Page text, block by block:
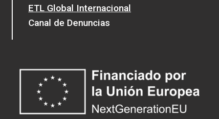
ETL Global Internacional
Canal de Denuncias